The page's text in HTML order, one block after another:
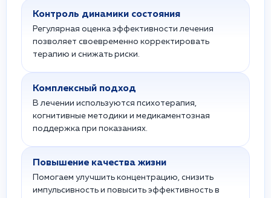
Контроль динамики состояния
Регулярная оценка эффективности лечения
позволяет своевременно корректировать
терапию и снижать риски.
Комплексный подход
В лечении используются психотерапия,
когнитивные методики и медикаментозная
поддержка при показаниях.
Повышение качества жизни
Помогаем улучшить концентрацию, снизить
импульсивность и повысить эффективность в